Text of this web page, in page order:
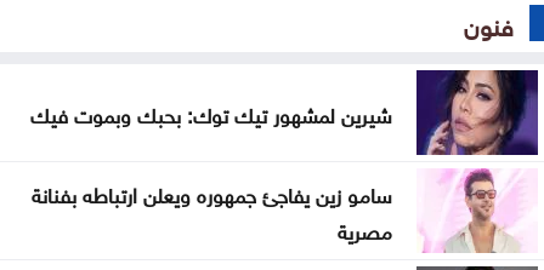
فنون
شيرين لمشهور تيك توك: بحبك وبموت فيك
سامو زين يفاجئ جمهوره ويعلن ارتباطه بفنانة
مصرية